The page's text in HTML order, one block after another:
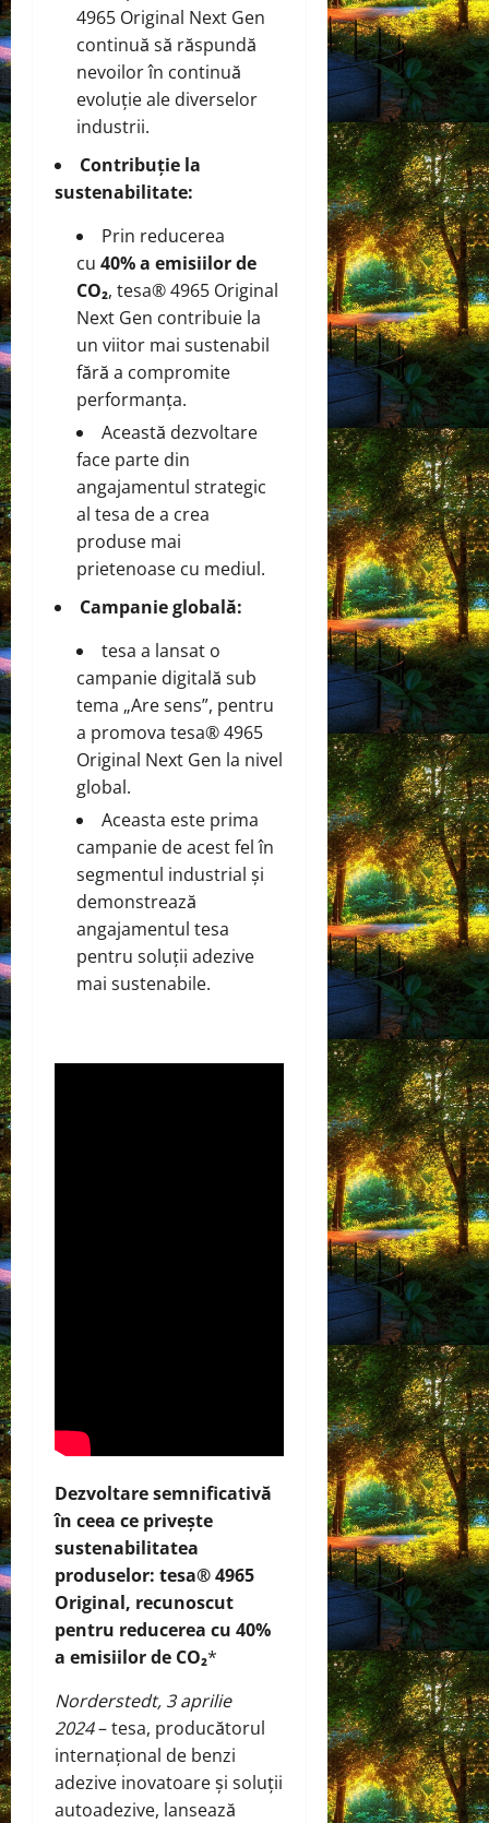
4965 Original Next Gen
continuă să răspundă
nevoilor în continuă
evoluție ale diverselor
industrii.
Contribuție la
sustenabilitate:
Prin reducerea
cu 40% a emisiilor de
CO₂, tesa® 4965 Original
Next Gen contribuie la
un viitor mai sustenabil
fără a compromite
performanța.
Această dezvoltare
face parte din
angajamentul strategic
al tesa de a crea
produse mai
prietenoase cu mediul.
Campanie globală:
tesa a lansat o
campanie digitală sub
tema „Are sens”, pentru
a promova tesa® 4965
Original Next Gen la nivel
global.
Aceasta este prima
campanie de acest fel în
segmentul industrial și
demonstrează
angajamentul tesa
pentru soluții adezive
mai sustenabile.
Dezvoltare semnificativă
în ceea ce privește
sustenabilitatea
produselor: tesa® 4965
Original, recunoscut
pentru reducerea cu 40%
a emisiilor de CO₂*
Norderstedt, 3 aprilie
2024– tesa, producătorul
internațional de benzi
adezive inovatoare și soluții
autoadezive, lansează